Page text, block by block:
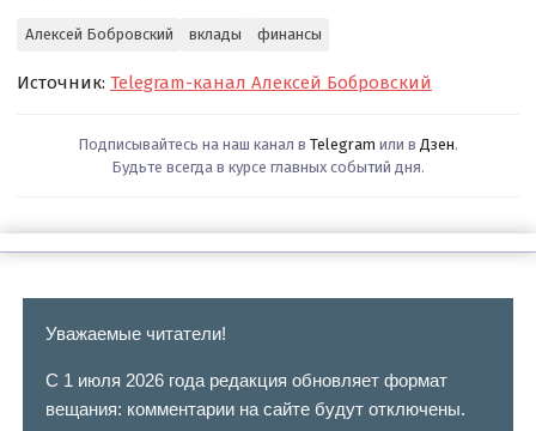
Алексей Бобровский вклады финансы
Источник:Telegram-канал Алексей Бобровский
Подписывайтесь на наш канал в Telegram или в Дзен.
Будьте всегда в курсе главных событий дня.
Уважаемые читатели!
С 1 июля 2026 года редакция обновляет формат
вещания: комментарии на сайте будут отключены.